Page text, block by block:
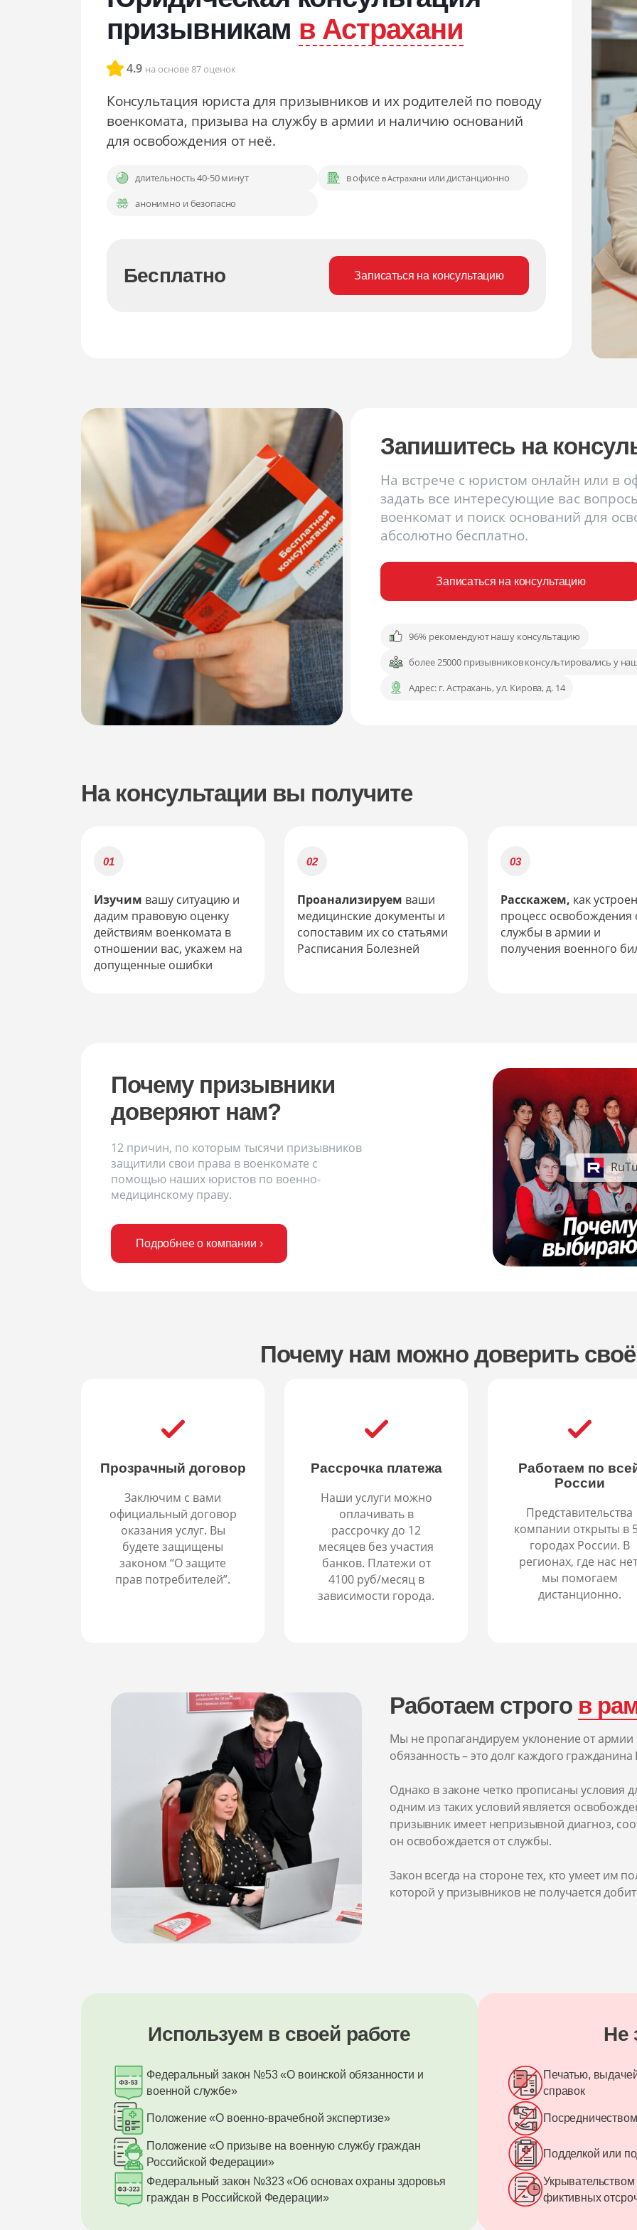
Сопровождение в военкомате
Снятие с воинского учёта
Снятие ограничений по повестке
призывникам в Астрахани
4.9 на основе 87 оценок
Консультация юриста для призывников и их родителей по поводу
военкомата, призыва на службу в армии и наличию оснований
для освобождения от неё.
длительность 40-50 минут в офисе в Астрахани или дистанционно
анонимно и безопасно
Бесплатно Записаться на консультацию
Запишитесь на
На встрече с юристом онлайн или в
задать все интересующие вас
военкомат и поиск оснований для
абсолютно бесплатно.
Записаться на консультацию
96% рекомендуют нашу консультацию
более 25000 призывников консультировались у
Адрес: г. Астрахань, ул. Кирова, д. 14
На консультации вы получите
Изучим вашу ситуацию и
дадим правовую оценку
действиям военкомата в
отношении вас, укажем на
допущенные ошибки
Проанализируем ваши
медицинские документы и
сопоставим их со статьями
Расписания Болезней
Расскажем, как устроен
процесс освобождения
службы в армии и
получения военного
Почему призывники
доверяют нам?
12 причин, по которым тысячи призывников
защитили свои права в военкомате с
помощью наших юристов по военно-
медицинскому праву.
Подробнее о компании ›
Почему нам можно доверить
Прозрачный договор
Заключим с вами
официальный договор
оказания услуг. Вы
будете защищены
законом “О защите
прав потребителей”.
Рассрочка платежа
Наши услуги можно
оплачивать в
рассрочку до 12
месяцев без участия
банков. Платежи от
4100 руб/месяц в
зависимости города.
Работаем по
России
Представительства
компании открыты в
городах России. В
регионах, где нас
мы помогаем
дистанционно.
Работаем строго в
Мы не пропагандируем уклонение от армии
обязанность – это долг каждого
Однако в законе четко прописаны условия
одним из таких условий является
призывник имеет непризывной диагноз,
он освобождается от службы.
Закон всегда на стороне тех, кто умеет им
которой у призывников не получается
Используем в своей работе
Федеральный закон №53 «О воинской обязанности и
военной службе»
Положение «О военно-врачебной экспертизе»
Положение «О призыве на военную службу граждан
Российской Федерации»
Федеральный закон №323 «Об основах охраны здоровья
граждан в Российской Федерации»
Не
Печатью,
справок
Подделкой или
фиктивных